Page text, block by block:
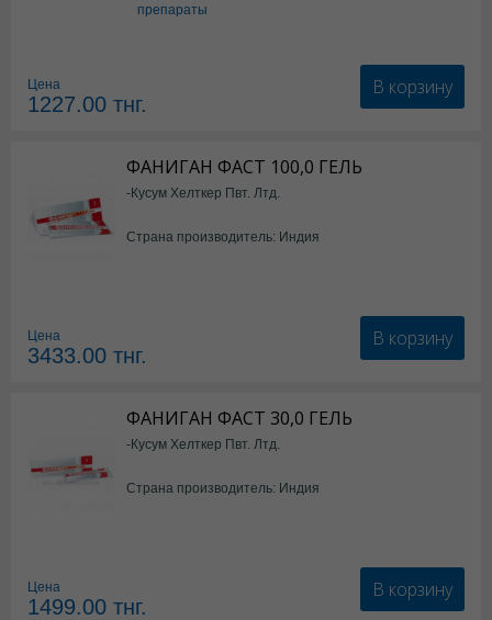
препараты
Цена
1227.00 тнг.
В корзину
ФАНИГАН ФАСТ 100,0 ГЕЛЬ
-Кусум Хелткер Пвт. Лтд.
Страна производитель: Индия
Цена
3433.00 тнг.
В корзину
ФАНИГАН ФАСТ 30,0 ГЕЛЬ
-Кусум Хелткер Пвт. Лтд.
Страна производитель: Индия
Цена
1499.00 тнг.
В корзину